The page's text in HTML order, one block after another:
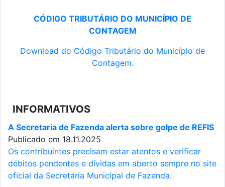
CÓDIGO TRIBUTÁRIO DO MUNICÍPIO DE
CONTAGEM
Download do Código Tributário do Município de
Contagem.
INFORMATIVOS
A Secretaria de Fazenda alerta sobre golpe de REFIS
Publicado em 18.11.2025
Os contribuintes precisam estar atentos e verificar
débitos pendentes e dívidas em aberto sempre no site
oficial da Secretária Municipal de Fazenda.